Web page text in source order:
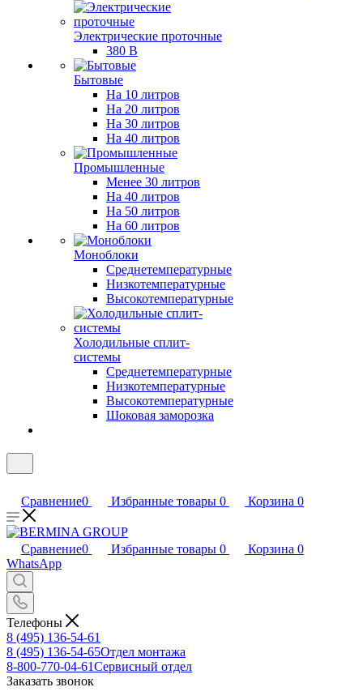
Электрические проточные
380 В
Бытовые
На 10 литров
На 20 литров
На 30 литров
На 40 литров
Промышленные
Менее 30 литров
На 40 литров
На 50 литров
На 60 литров
Моноблоки
Среднетемпературные
Низкотемпературные
Высокотемпературные
Холодильные сплит-
системы
Среднетемпературные
Низкотемпературные
Высокотемпературные
Шоковая заморозка
Сравнение0 Избранные товары 0 Корзина 0
Сравнение0 Избранные товары 0 Корзина 0
WhatsApp
Телефоны
8 (495) 136-54-61
8 (495) 136-54-65Отдел монтажа
8-800-770-04-61Сервисный отдел
Заказать звонок